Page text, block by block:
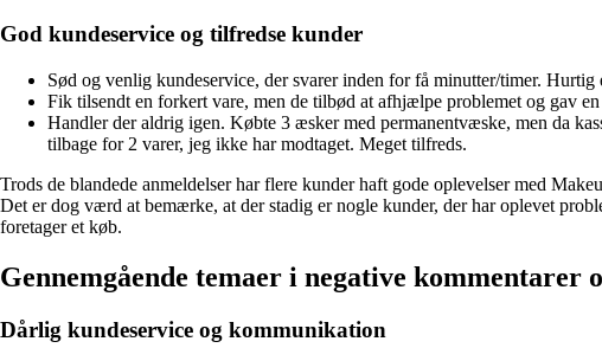
God kundeservice og tilfredse kunder
Sød og venlig kundeservice, der svarer inden for få minutter/timer.
Fik tilsendt en forkert vare, men de tilbød at afhjælpe problemet og gav
Handler der aldrig igen. Købte 3 æsker med permanentvæske, men da
tilbage for 2 varer, jeg ikke har modtaget. Meget tilfreds.
Trods de blandede anmeldelser har flere kunder haft gode oplevelser med
Det er dog værd at bemærke, at der stadig er nogle kunder, der har oplevet
foretager et køb.
Gennemgående temaer i negative kommentarer
Dårlig kundeservice og kommunikation